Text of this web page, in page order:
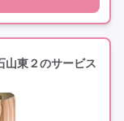
上
山東２のサービス